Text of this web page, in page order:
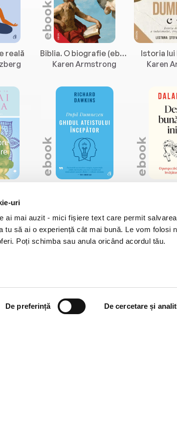
uri
ai mai auzit - mici fișiere text care permit
tu să ai o experiență cât mai bună. Le vom folosi
Poți schimba sau anula oricând acordul tău.
De preferință De cercetare și
reală
ebook
Biblia. O biografie (ebook)
Karen Armstrong
Istoria lui
Karen
ebook ebook
Android
iOS